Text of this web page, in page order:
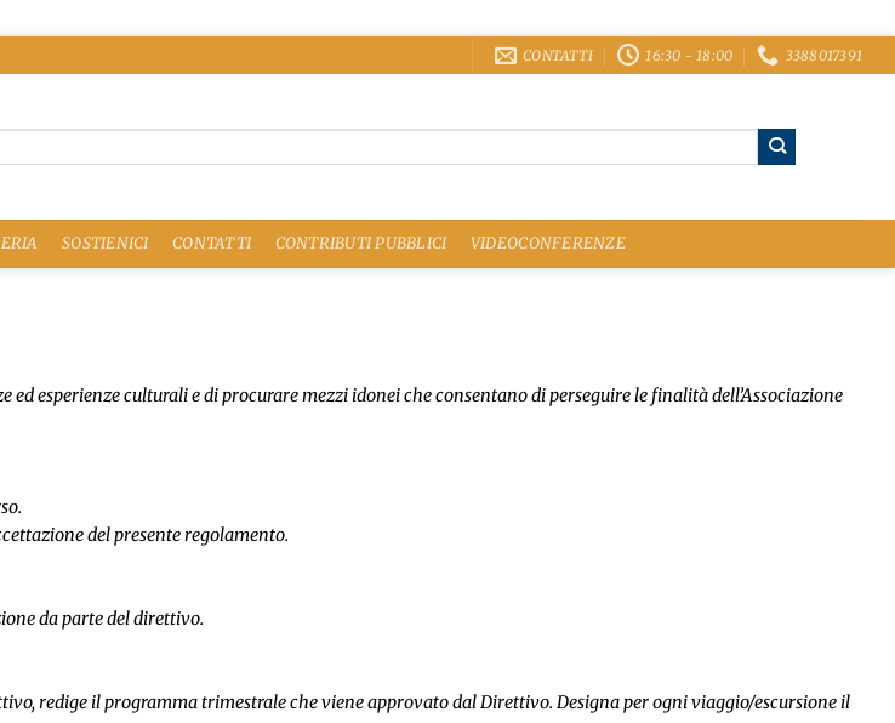
CONTATTI 16:30 - 18:00 3388017391
SOSTIENICI CONTATTI CONTRIBUTI PUBBLICI VIDEOCONFERENZE
esperienze culturali e di procurare mezzi idonei che consentano di perseguire le finalità dell’Associazione
del presente regolamento.
da parte del direttivo.
redige il programma trimestrale che viene approvato dal Direttivo. Designa per ogni viaggio/escursione il